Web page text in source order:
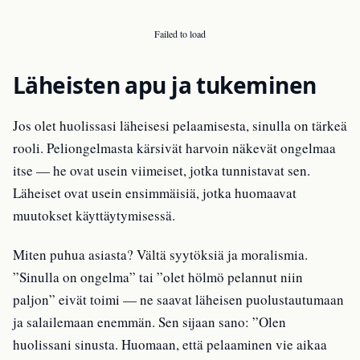
Failed to load
Läheisten apu ja tukeminen
Jos olet huolissasi läheisesi pelaamisesta, sinulla on tärkeä
rooli. Peliongelmasta kärsivät harvoin näkevät ongelmaa
itse — he ovat usein viimeiset, jotka tunnistavat sen.
Läheiset ovat usein ensimmäisiä, jotka huomaavat
muutokset käyttäytymisessä.
Miten puhua asiasta? Vältä syytöksiä ja moralismia.
”Sinulla on ongelma” tai ”olet hölmö pelannut niin
paljon” eivät toimi — ne saavat läheisen puolustautumaan
ja salailemaan enemmän. Sen sijaan sano: ”Olen
huolissani sinusta. Huomaan, että pelaaminen vie aikaa